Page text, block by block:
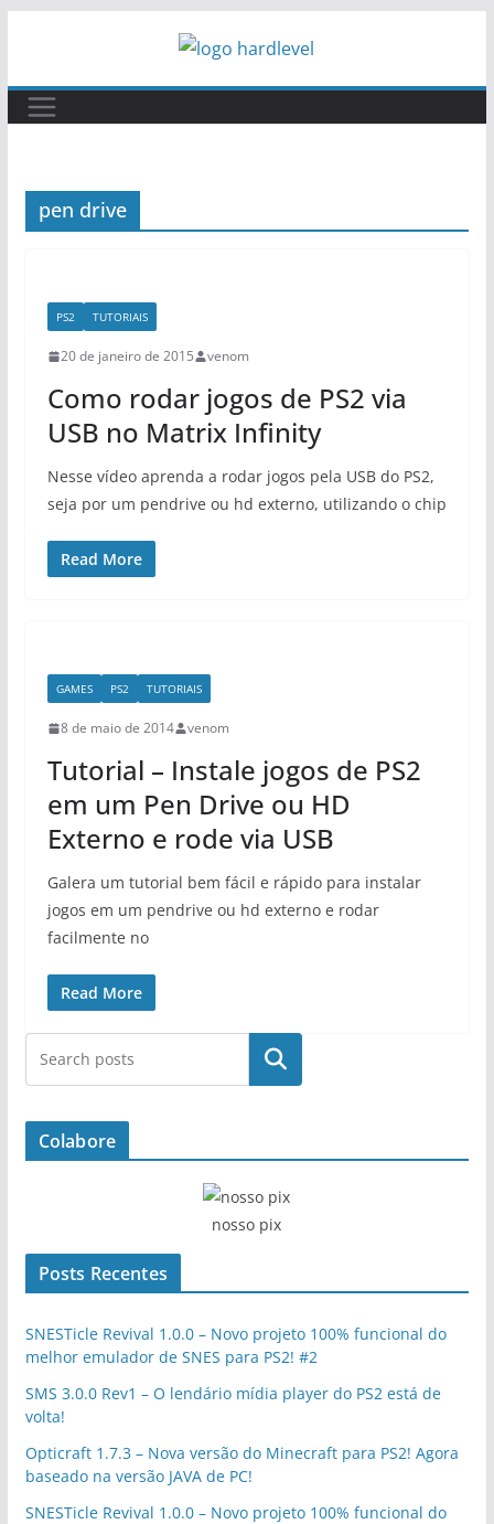
o
conteúdo
pen drive
PS2 TUTORIAIS
20 de janeiro de 2015 venom
Como rodar jogos de PS2 via
USB no Matrix Infinity
Nesse vídeo aprenda a rodar jogos pela USB do PS2,
seja por um pendrive ou hd externo, utilizando o chip
Read More
GAMES PS2 TUTORIAIS
8 de maio de 2014 venom
Tutorial – Instale jogos de PS2
em um Pen Drive ou HD
Externo e rode via USB
Galera um tutorial bem fácil e rápido para instalar
jogos em um pendrive ou hd externo e rodar
facilmente no
Read More
Pesquisar
Colabore
nosso pix
Posts Recentes
SNESTicle Revival 1.0.0 – Novo projeto 100% funcional do
melhor emulador de SNES para PS2! #2
SMS 3.0.0 Rev1 – O lendário mídia player do PS2 está de
volta!
Opticraft 1.7.3 – Nova versão do Minecraft para PS2! Agora
baseado na versão JAVA de PC!
SNESTicle Revival 1.0.0 – Novo projeto 100% funcional do